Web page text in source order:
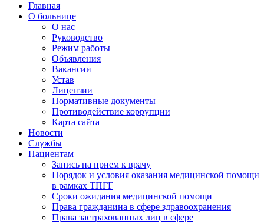
Главная
О больнице
О нас
Руководство
Режим работы
Объявления
Вакансии
Устав
Лицензии
Нормативные документы
Противодействие коррупции
Карта сайта
Новости
Службы
Пациентам
Запись на прием к врачу
Порядок и условия оказания медицинской помощи
в рамках ТПГГ
Сроки ожидания медицинской помощи
Права гражданина в сфере здравоохранения
Права застрахованных лиц в сфере